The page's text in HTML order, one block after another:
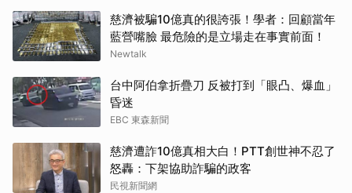
慈濟被騙10億真的很誇張！學者：回顧當年
藍營嘴臉 最危險的是立場走在事實前面！
Newtalk
台中阿伯拿折疊刀 反被打到「眼凸、爆血」
昏迷
EBC 東森新聞
慈濟遭詐10億真相大白！PTT創世神不忍了
怒轟：下架協助詐騙的政客
民視新聞網